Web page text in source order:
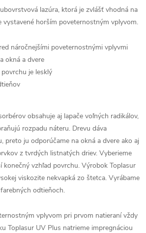
lazúra, ktorá je zvlášť vhodná na
vystavené horším poveternostným vplyvom.
náročnejšími poveternostnými vplyvmi
okná a dvere
je lesklý
obsahuje aj lapače voľných radikálov,
rozpadu náteru. Drevu dáva
preto ju odporúčame na okná a dvere ako aj
z tvrdých listnatých driev. Vyberieme
konečný vzhľad povrchu. Výrobok Toplasur
viskozite nekvapká zo štetca. Vyrábame
odtieňoch.
vplyvom pri prvom natieraní vždy
Toplasur UV Plus natrieme impregnáciou